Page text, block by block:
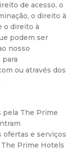
de acesso, o
o direito à
o direito à
podem ser
nosso
ou através dos
pela The Prime
ofertas e serviços
Prime Hotels